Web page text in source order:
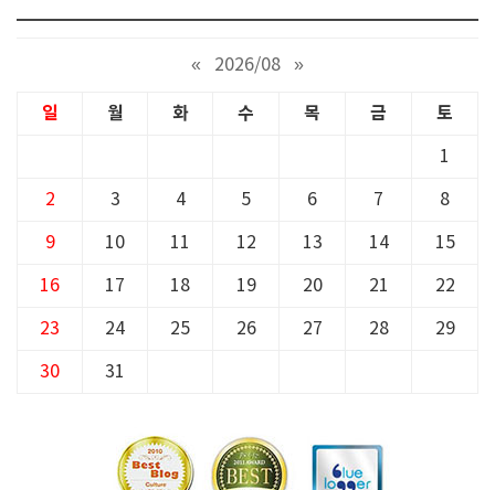
« 2026/08 »
일 월 화 수 목 금 토
1
2 3 4 5 6 7 8
9 10 11 12 13 14 15
16 17 18 19 20 21 22
23 24 25 26 27 28 29
30 31